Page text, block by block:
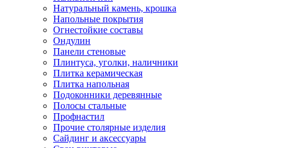
Натуральный камень, крошка
Напольные покрытия
Огнестойкие составы
Ондулин
Панели стеновые
Плинтуса, уголки, наличники
Плитка керамическая
Плитка напольная
Подоконники деревянные
Полосы стальные
Профнастил
Прочие столярные изделия
Сайдинг и аксессуары